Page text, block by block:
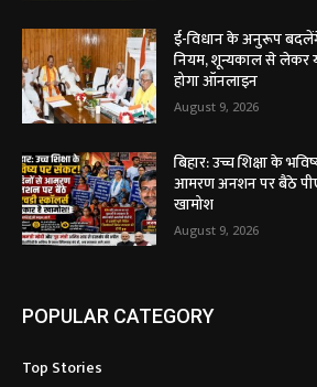
ई-विधान के अनुरूप
नियम, शून्यकाल से
होगा ऑनलाइन
August 9, 2026
बिहार: उच्च शिक्षा के
आमरण अनशन पर बैठे
खामोश
August 9, 2026
POPULAR CATEGORY
Top Stories